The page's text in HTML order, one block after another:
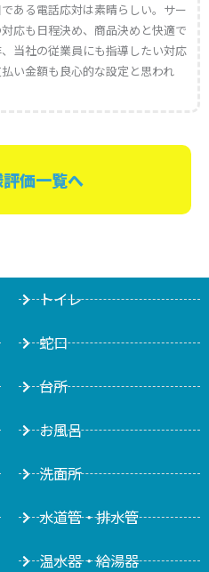
ある電話応対は素晴らしい。サー
応も日程決め、商品決めと快適で
当社の従業員にも指導したい対応
い金額も良心的な設定と思われ
価一覧へ
トイレ
蛇口
台所
お風呂
洗面所
水道管・排水管
温水器・給湯器